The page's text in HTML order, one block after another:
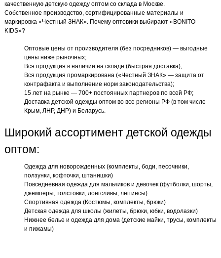
качественную детскую одежду оптом со склада в Москве.
Собственное производство, сертифицированные материалы и
маркировка «Честный ЗНАК». Почему оптовики выбирают «BONITO
KIDS»?
Оптовые цены от производителя (без посредников) — выгодные
цены ниже рыночных;
Вся продукция в наличии на складе (быстрая доставка);
Вся продукция промаркирована («Честный ЗНАК» — защита от
контрафакта и выполнение норм законодательства);
15 лет на рынке — 700+ постоянных партнеров по всей РФ;
Доставка детской одежды оптом во все регионы РФ (в том числе
Крым, ЛНР, ДНР) и Беларусь.
Широкий ассортимент детской одежды
оптом:
Одежда для новорожденных (комплекты, боди, песочники,
ползунки, кофточки, штанишки)
Повседневная одежда для мальчиков и девочек (футболки, шорты,
джемперы, толстовки, лонгсливы, леггинсы)
Спортивная одежда (Костюмы, комплекты, брюки)
Детская одежда для школы (жилеты, брюки, юбки, водолазки)
Нижнее белье и одежда для дома (детские майки, трусы, комплекты
и пижамы)